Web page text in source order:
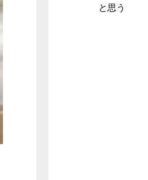
と思う